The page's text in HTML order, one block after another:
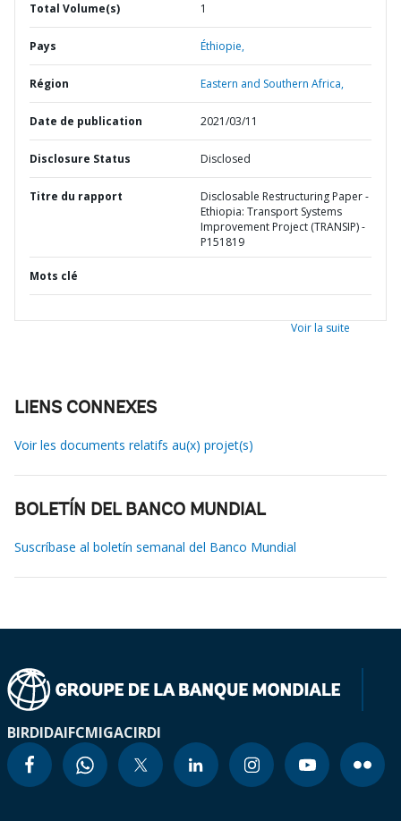
Total Volume(s) 1
Pays Éthiopie,
Région Eastern and Southern Africa,
Date de publication 2021/03/11
Disclosure Status Disclosed
Titre du rapport
Disclosable Restructuring Paper -
Ethiopia: Transport Systems
Improvement Project (TRANSIP) -
P151819
Mots clé
Voir la suite
LIENS CONNEXES
Voir les documents relatifs au(x) projet(s)
BOLETÍN DEL BANCO MUNDIAL
Suscríbase al boletín semanal del Banco Mundial
BIRDIDAIFCMIGACIRDI